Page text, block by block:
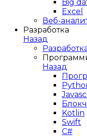
Big
Excel
Веб-
Разработка
Назад
Назад
Kotlin
Swift
C#